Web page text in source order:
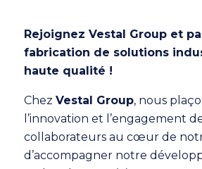
Rejoignez Vestal Group et
fabrication de solutions
haute qualité !
ChezVestal Group, nous
l’innovation et l’engagement
collaborateurs au cœur de
d’accompagner notre